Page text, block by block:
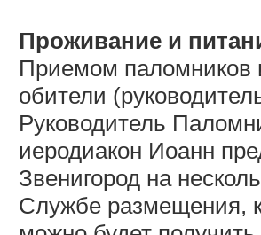
Проживание и
Приемом паломников
обители
Руководитель
иеродиакон Иоанн
Звенигород на
Службе размещения,